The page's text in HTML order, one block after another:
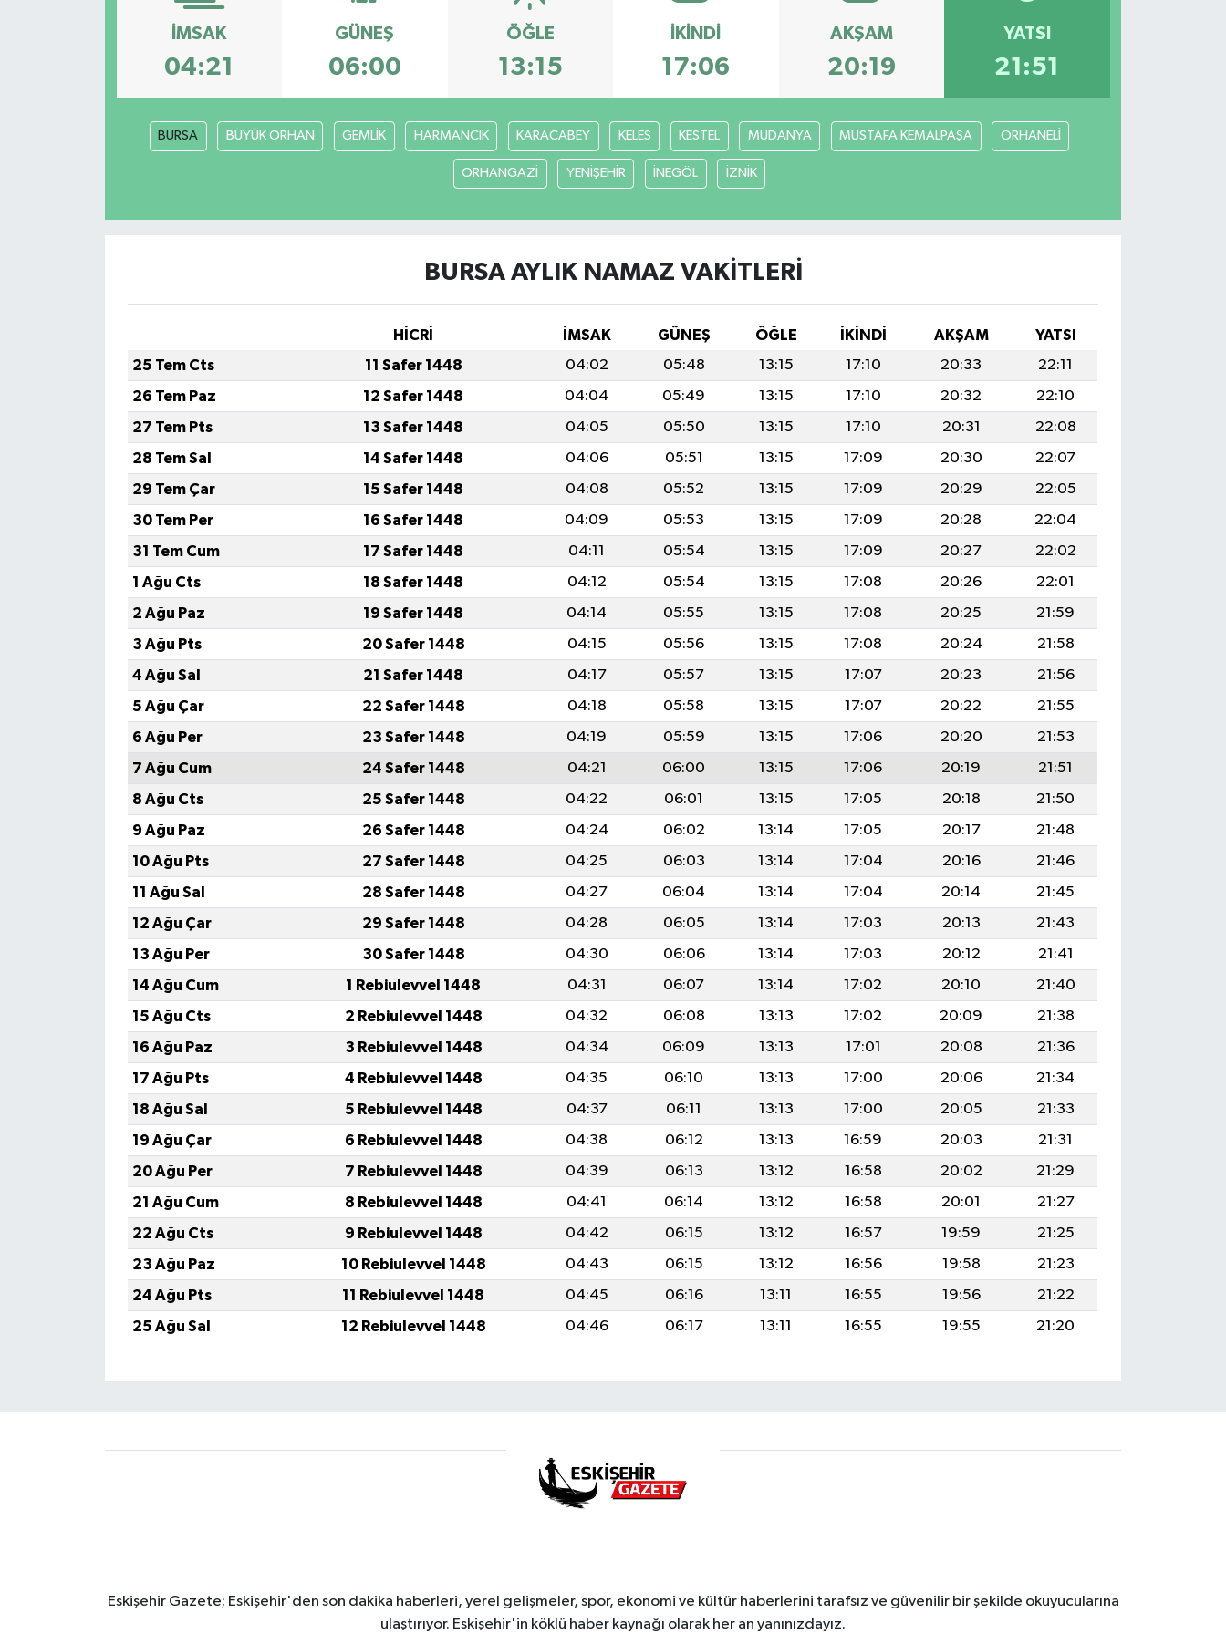
İMSAK
04:21
GÜNEŞ
06:00
ÖĞLE
13:15
İKINDI
17:06
AKŞAM
20:19
YATSI
21:51
BURSA BÜYÜK ORHAN GEMLİK HARMANCIK KARACABEY KELES KESTEL MUDANYA MUSTAFA KEMALPAŞA ORHANELİ
ORHANGAZİ YENİŞEHİR İNEGÖL İZNİK
BURSA AYLIK NAMAZ VAKITLERI
HİCRİ İMSAK GÜNEŞ ÖĞLE İKINDI AKŞAM
YATSI
25 Tem Cts
11 Safer 1448 04:02 05:48 13:15 17:10 20:33
22:11
26 Tem Paz
12 Safer 1448 04:04 05:49 13:15 17:10 20:32
22:10
27 Tem Pts
13 Safer 1448 04:05 05:50 13:15 17:10 20:31
22:08
28 Tem Sal
14 Safer 1448 04:06 05:51 13:15 17:09 20:30
22:07
29 Tem Çar
15 Safer 1448 04:08 05:52 13:15 17:09 20:29
22:05
30 Tem Per
16 Safer 1448 04:09 05:53 13:15 17:09 20:28
22:04
31 Tem Cum
17 Safer 1448 04:11 05:54 13:15 17:09 20:27
22:02
1 Ağu Cts
18 Safer 1448 04:12 05:54 13:15 17:08 20:26
22:01
2 Ağu Paz
19 Safer 1448 04:14 05:55 13:15 17:08 20:25
21:59
3 Ağu Pts
20 Safer 1448 04:15 05:56 13:15 17:08 20:24
21:58
4 Ağu Sal
21 Safer 1448 04:17 05:57 13:15 17:07 20:23
21:56
5 Ağu Çar
22 Safer 1448 04:18 05:58 13:15 17:07 20:22
21:55
6 Ağu Per
23 Safer 1448 04:19 05:59 13:15 17:06 20:20
21:53
7 Ağu Cum
24 Safer 1448 04:21 06:00 13:15 17:06 20:19
21:51
8 Ağu Cts
25 Safer 1448 04:22 06:01 13:15 17:05 20:18
21:50
9 Ağu Paz
26 Safer 1448 04:24 06:02 13:14 17:05 20:17
21:48
10 Ağu Pts
27 Safer 1448 04:25 06:03 13:14 17:04 20:16
21:46
11 Ağu Sal
28 Safer 1448 04:27 06:04 13:14 17:04 20:14
21:45
12 Ağu Çar
29 Safer 1448 04:28 06:05 13:14 17:03 20:13
21:43
13 Ağu Per
30 Safer 1448 04:30 06:06 13:14 17:03 20:12
21:41
14 Ağu Cum
1 Rebiulevvel 1448 04:31 06:07 13:14 17:02 20:10
21:40
15 Ağu Cts
2 Rebiulevvel 1448 04:32 06:08 13:13 17:02 20:09
21:38
16 Ağu Paz
3 Rebiulevvel 1448 04:34 06:09 13:13 17:01 20:08
21:36
17 Ağu Pts
4 Rebiulevvel 1448 04:35 06:10 13:13 17:00 20:06
21:34
18 Ağu Sal
5 Rebiulevvel 1448 04:37 06:11 13:13 17:00 20:05
21:33
19 Ağu Çar
6 Rebiulevvel 1448 04:38 06:12 13:13 16:59 20:03
21:31
20 Ağu Per
7 Rebiulevvel 1448 04:39 06:13 13:12 16:58 20:02
21:29
21 Ağu Cum
8 Rebiulevvel 1448 04:41 06:14 13:12 16:58 20:01
21:27
22 Ağu Cts
9 Rebiulevvel 1448 04:42 06:15 13:12 16:57 19:59
21:25
23 Ağu Paz
10 Rebiulevvel 1448 04:43 06:15 13:12 16:56 19:58
21:23
24 Ağu Pts
11 Rebiulevvel 1448 04:45 06:16 13:11 16:55 19:56
21:22
25 Ağu Sal
12 Rebiulevvel 1448 04:46 06:17 13:11 16:55 19:55 21:20
Eskişehir Gazete; Eskişehir'den son dakika haberleri, yerel gelişmeler, spor, ekonomi ve kültür haberlerini tarafsız ve güvenilir bir şekilde okuyucularına
ulaştırıyor. Eskişehir'in köklü haber kaynağı olarak her an yanınızdayız.